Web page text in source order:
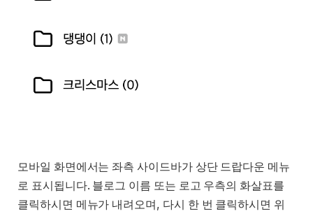
모바일 화면에서는 좌측 사이드바가 상단 드랍다운 메뉴
로 표시됩니다. 블로그 이름 또는 로고 우측의 화살표를
클릭하시면 메뉴가 내려오며, 다시 한 번 클릭하시면 위